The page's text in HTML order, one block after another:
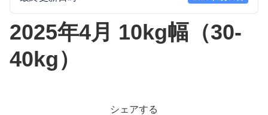
2025年4月 10kg幅（30-
40kg）
シェアする